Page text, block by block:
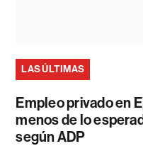
LAS ÚLTIMAS
Empleo privado en
menos de lo
según ADP